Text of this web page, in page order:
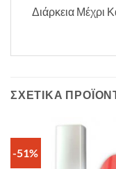
Διάρκεια Μέχρι
ΣΧΕΤΙΚΆ
-51%